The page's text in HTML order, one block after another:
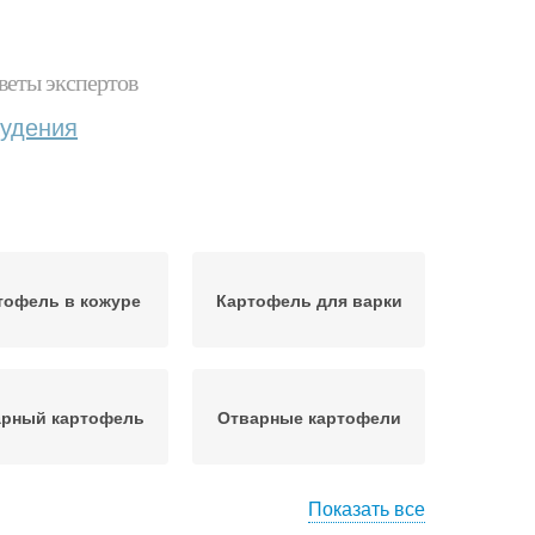
экспертов
в кожуре Картофель для варки
картофель Отварные картофели
Показать все